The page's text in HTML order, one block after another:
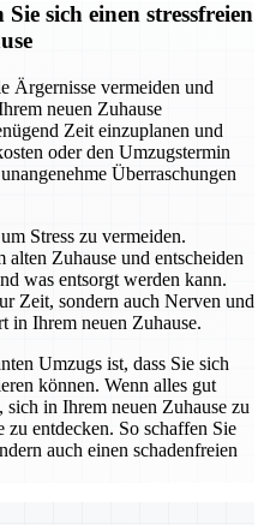
sich einen stressfreien
Ärgernisse vermeiden und
neuen Zuhause
Zeit einzuplanen und
oder den Umzugstermin
Überraschungen
Stress zu vermeiden.
alten Zuhause und entscheiden
was entsorgt werden kann.
Zeit, sondern auch Nerven und
in Ihrem neuen Zuhause.
Umzugs ist, dass Sie sich
können. Wenn alles gut
in Ihrem neuen Zuhause zu
entdecken. So schaffen Sie
auch einen schadenfreien